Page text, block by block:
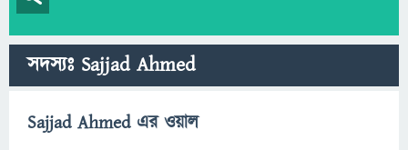
সদস্যঃ Sajjad Ahmed
Sajjad Ahmed এর ওয়াল